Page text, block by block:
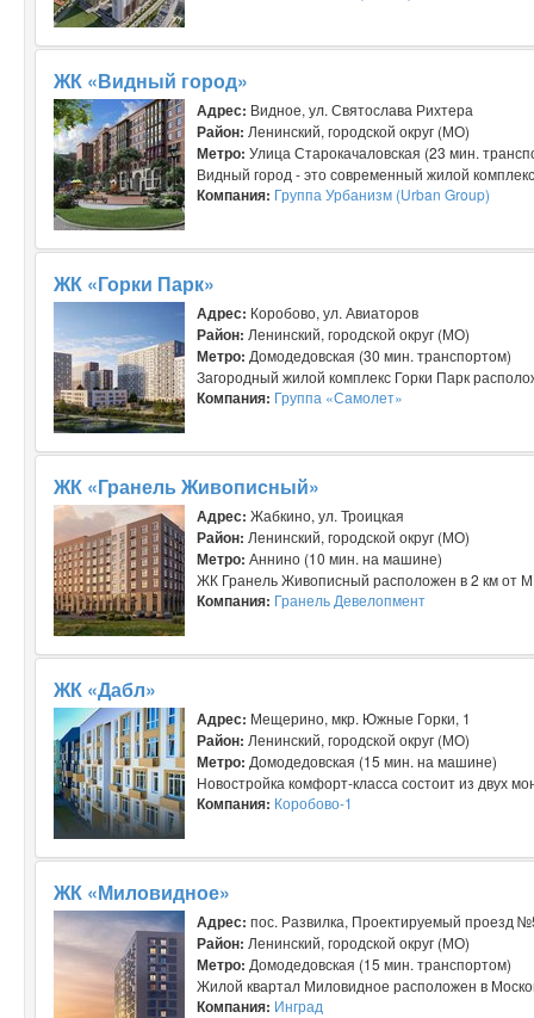
ЖК «Видный город»
Адрес: Видное, ул. Святослава Рихтера
Район: Ленинский, городской округ (МО)
Метро: Улица Старокачаловская (23 мин.
Видный город - это современный жилой
Компания: Группа Урбанизм (Urban Group)
ЖК «Горки Парк»
Адрес: Коробово, ул. Авиаторов
Район: Ленинский, городской округ (МО)
Метро: Домодедовская (30 мин. транспортом)
Загородный жилой комплекс Горки Парк
Компания: Группа «Самолет»
ЖК «Гранель Живописный»
Адрес: Жабкино, ул. Троицкая
Район: Ленинский, городской округ (МО)
Метро: Аннино (10 мин. на машине)
ЖК Гранель Живописный расположен в 2 км от
Компания: Гранель Девелопмент
ЖК «Дабл»
Адрес: Мещерино, мкр. Южные Горки, 1
Район: Ленинский, городской округ (МО)
Метро: Домодедовская (15 мин. на машине)
Новостройка комфорт-класса состоит из двух
Компания: Коробово-1
ЖК «Миловидное»
Адрес: пос. Развилка, Проектируемый проезд
Район: Ленинский, городской округ (МО)
Метро: Домодедовская (15 мин. транспортом)
Жилой квартал Миловидное расположен в
Компания: Инград